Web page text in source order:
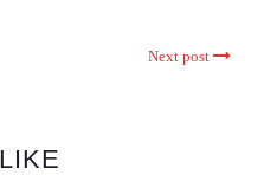
Next post